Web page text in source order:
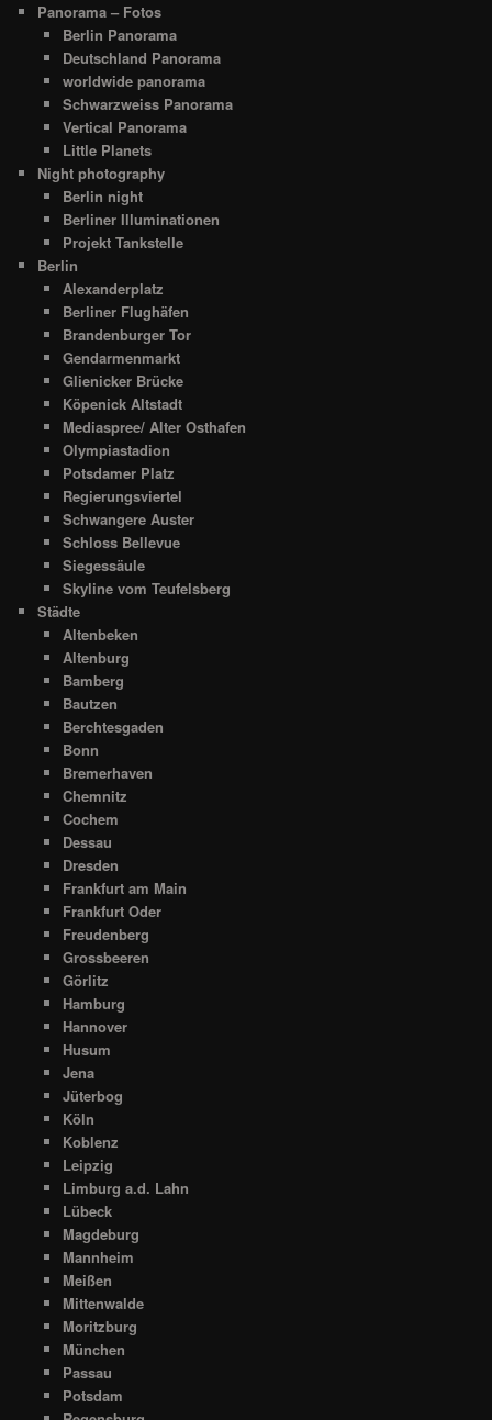
Panorama – Fotos
Berlin Panorama
Deutschland Panorama
worldwide panorama
Schwarzweiss Panorama
Vertical Panorama
Little Planets
Night photography
Berlin night
Berliner Illuminationen
Projekt Tankstelle
Berlin
Alexanderplatz
Berliner Flughäfen
Brandenburger Tor
Gendarmenmarkt
Glienicker Brücke
Köpenick Altstadt
Mediaspree/ Alter Osthafen
Olympiastadion
Potsdamer Platz
Regierungsviertel
Schwangere Auster
Schloss Bellevue
Siegessäule
Skyline vom Teufelsberg
Städte
Altenbeken
Altenburg
Bamberg
Bautzen
Berchtesgaden
Bonn
Bremerhaven
Chemnitz
Cochem
Dessau
Dresden
Frankfurt am Main
Frankfurt Oder
Freudenberg
Grossbeeren
Görlitz
Hamburg
Hannover
Husum
Jena
Jüterbog
Köln
Koblenz
Leipzig
Limburg a.d. Lahn
Lübeck
Magdeburg
Mannheim
Meißen
Mittenwalde
Moritzburg
München
Passau
Potsdam